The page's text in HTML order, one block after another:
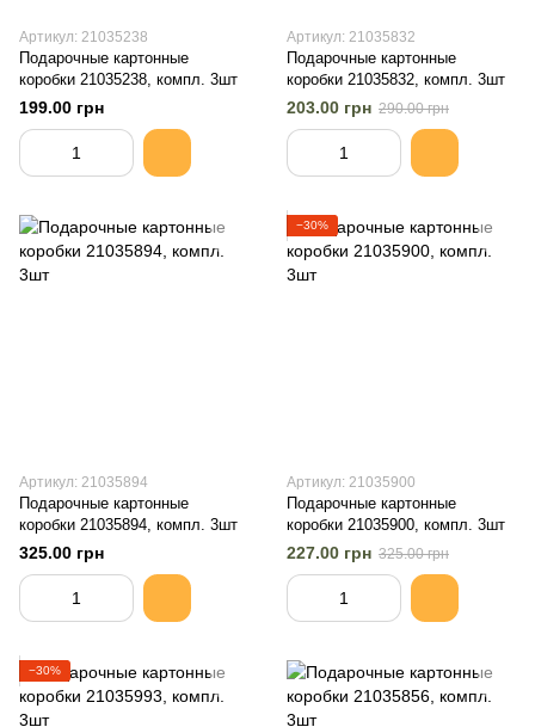
Артикул: 21035238
Подарочные картонные
коробки 21035238, компл. 3шт
199.00 грн
Артикул: 21035832
Подарочные картонные
коробки 21035832, компл. 3шт
203.00 грн 290.00 грн
Артикул: 21035894
Подарочные картонные
коробки 21035894, компл. 3шт
325.00 грн
−30%
Артикул: 21035900
Подарочные картонные
коробки 21035900, компл. 3шт
227.00 грн 325.00 грн
−30%